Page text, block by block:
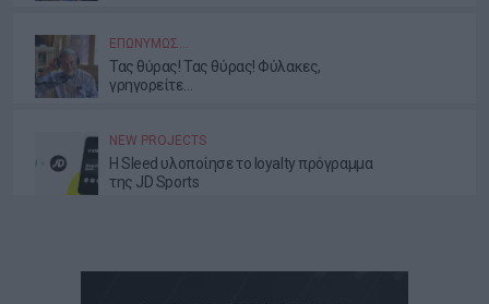
ΕΠΩΝΎΜΩΣ…
Τας θύρας! Τας θύρας! Φύλακες,
γρηγορείτε…
NEW PROJECTS
Η Sleed υλοποίησε το loyalty πρόγραμμα
της JD Sports